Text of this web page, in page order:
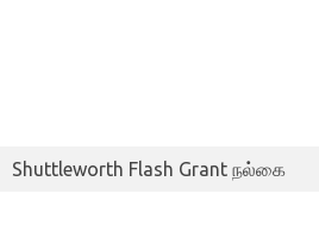
Shuttleworth Flash Grant நல்கை